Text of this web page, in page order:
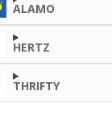
ALAMO
HERTZ
THRIFTY